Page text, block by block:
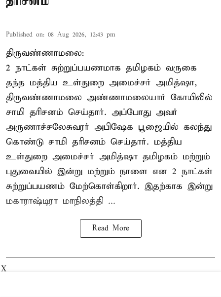
Published on: 08 Aug 2026, 12:43 pm
திருவண்ணாமலை:
2 நாட்கள் சுற்றுப்பயணமாக தமிழகம் வருகை
தந்த மத்திய உள்துறை அமைச்சர் அமித்ஷா,
திருவண்ணாமலை அண்ணாமலையார் கோயிலில்
சாமி தரிசனம் செய்தார். அப்போது அவர்
அருணாச்சலேசுவரர் அபிஷேக பூஜையில் கலந்து
கொண்டு சாமி தரிசனம் செய்தார். மத்திய
உள்துறை அமைச்சர் அமித்ஷா தமிழகம் மற்றும்
புதுவையில் இன்று மற்றும் நாளை என 2 நாட்கள்
சுற்றுப்பயணம் மேற்கொள்கிறார். இதற்காக இன்று
மகாராஷ்டிரா மாநிலத்தி ...
Read More
X